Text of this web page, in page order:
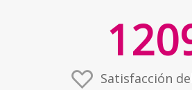
Satisfacción